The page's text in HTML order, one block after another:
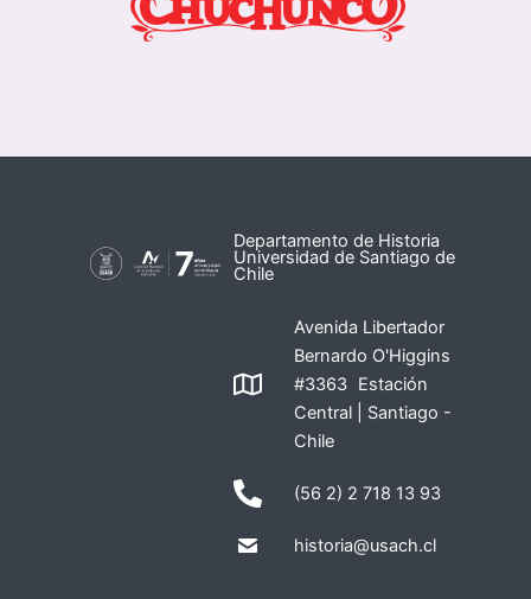
Departamento de Historia
Universidad de Santiago de
Chile
Avenida Libertador
Bernardo O'Higgins
#3363 Estación
Central | Santiago -
Chile
(56 2) 2 718 13 93
historia@usach.cl